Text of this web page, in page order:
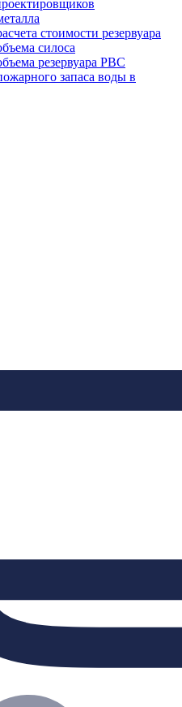
стоимости резервуара
силоса
резервуара РВС
запаса воды в